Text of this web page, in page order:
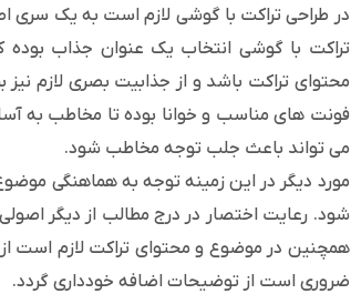
در طراحی تراکت با گوشی لازم است به یک سری
تراکت با گوشی انتخاب یک عنوان جذاب بوده
محتوای تراکت باشد و از جذابیت بصری لازم نیز
فونت های مناسب و خوانا بوده تا مخاطب به
می تواند باعث جلب توجه مخاطب شود.
مورد دیگر در این زمینه توجه به هماهنگی
شود. رعایت اختصار در درج مطالب از دیگر
همچنین در موضوع و محتوای تراکت لازم است از
ضروری است از توضیحات اضافه خودداری گردد.